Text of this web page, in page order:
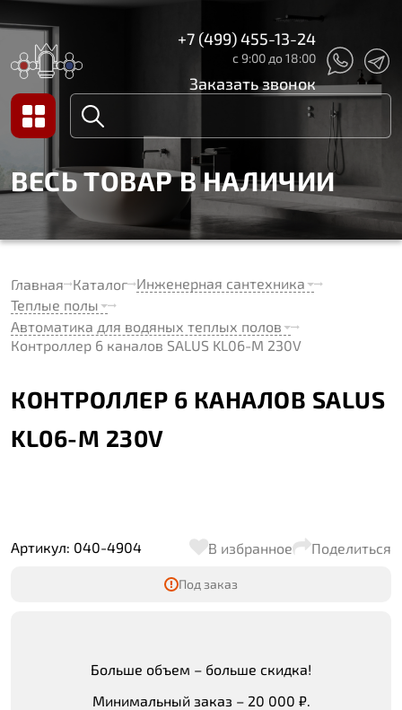
+7 (499) 455-13-24
с 9:00 до 18:00
Заказать звонок
ВЕСЬ ТОВАР В НАЛИЧИИ
Главная Каталог Инженерная сантехника
Теплые полы
Автоматика для водяных теплых полов
Контроллер 6 каналов SALUS KL06-M 230V
КОНТРОЛЛЕР 6 КАНАЛОВ SALUS
KL06-M 230V
Артикул: 040-4904 В избранное Поделиться
Под заказ
Больше объем – больше скидка!
Минимальный заказ – 20 000 ₽.